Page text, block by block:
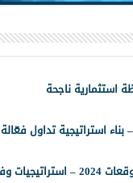
استثمارية ناجحة
استراتيجية تداول فعّالة
أهم 5 أسهم